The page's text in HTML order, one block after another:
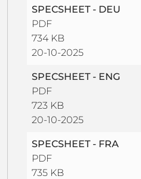
SPECSHEET - DEU
PDF
734 KB
20-10-2025
SPECSHEET - ENG
PDF
723 KB
20-10-2025
SPECSHEET - FRA
PDF
735 KB